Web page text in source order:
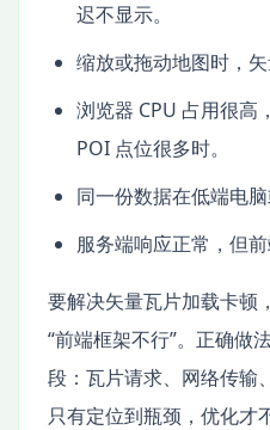
迟不显示。
缩放或拖动地图时，
浏览器 CPU 占用很高
POI 点位很多时。
同一份数据在低端电脑
服务端响应正常，但前
要解决矢量瓦片加载卡顿
“前端框架不行”。正确做
段：瓦片请求、网络传输
只有定位到瓶颈，优化才